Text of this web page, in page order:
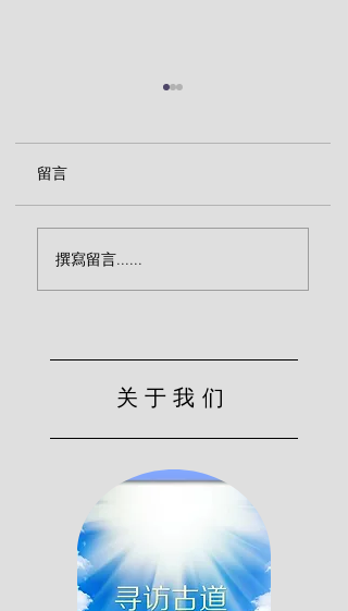
克）
留言
撰寫留言......
关于我们